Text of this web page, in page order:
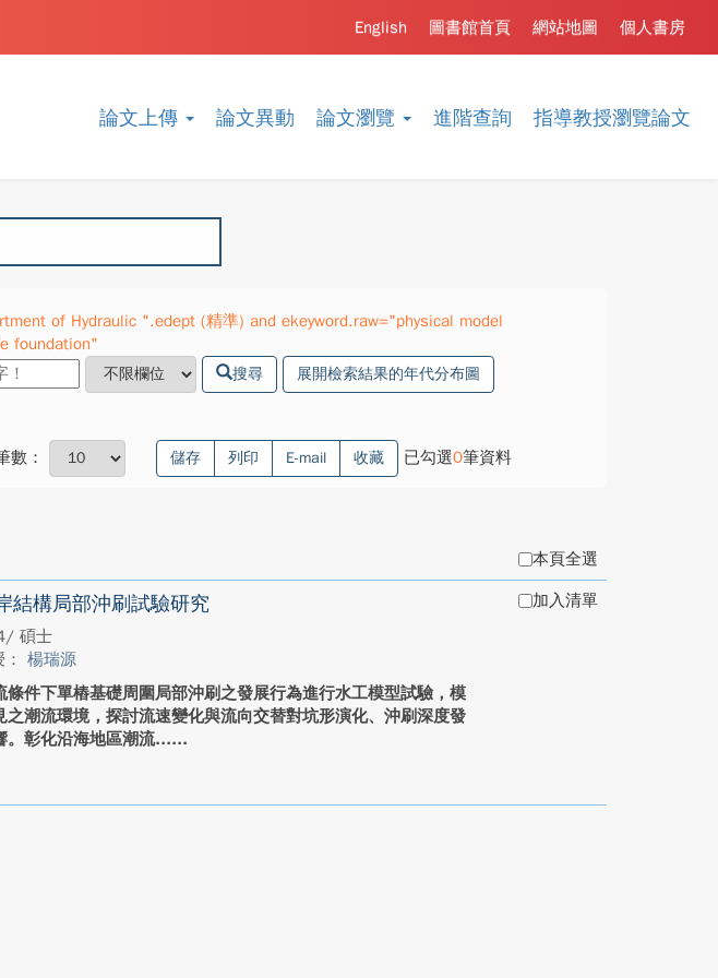
論文上傳 論文異動 論文瀏覽 進階查詢 指導教授瀏覽論文
個人書房
網站地圖
圖書館首頁
English
of Hydraulic ".edept (精準) and ekeyword.raw="physical model
foundation"
搜尋 展開檢索結果的年代分布圖
數： 儲存 列印 E-mail 收藏 已勾選0筆資料
本頁全選
結構局部沖刷試驗研究
碩士
楊瑞源
條件下單樁基礎周圍局部沖刷之發展行為進行水工模型試驗，模
之潮流環境，探討流速變化與流向交替對坑形演化、沖刷深度發
。彰化沿海地區潮流...
加入清單